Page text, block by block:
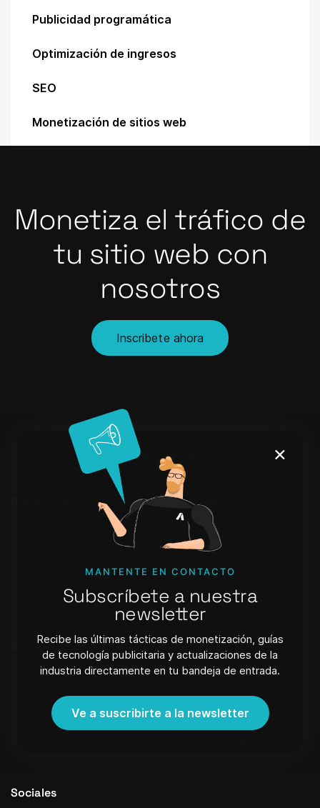
Publicidad programática
Optimización de ingresos
SEO
Monetización de sitios web
Monetiza el tráfico de
tu sitio web con
nosotros
Inscribete ahora
×
MANTENTE EN CONTACTO
Subscríbete a nuestra
newsletter
Recibe las últimas tácticas de monetización, guías
de tecnología publicitaria y actualizaciones de la
industria directamente en tu bandeja de entrada.
Ve a suscribirte a la newsletter
Plugin de WordPress
Aprender
Blog
Seminarios web
Preguntas Frecuentes
Boletín de noticias
Sobre nosotros
Programa de Referidos
Política de Privacidad
Contacto
Calle Alfonso XII 62. Retiro,
Strēlnieku iela 8 - 40, Riga,
Sociales